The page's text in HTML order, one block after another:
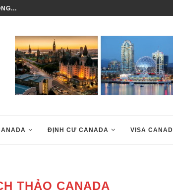
ĐỊNH CƯ CANADA VISA
THẢO CANADA